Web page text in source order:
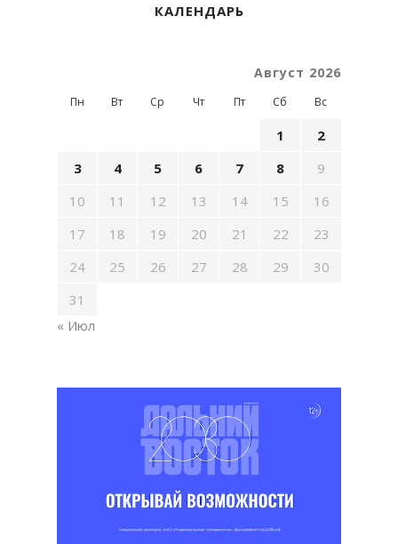
КАЛЕНДАРЬ
Август 2026
Пн Вт Ср Чт Пт Сб Вс
1
2
3
4 5 6 7 8
9
10
11 12 13 14 15
16
17
18 19 20 21 22
23
24
25 26 27 28 29
30
31
« Июл